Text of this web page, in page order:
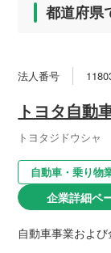
都道府県
法人番号
トヨタ自動
トヨタジドウシャ
自動車・乗り物
企業詳細ペ
自動車事業およ